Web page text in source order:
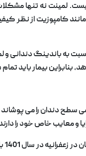
لمینت نه تنها
کامپوزیت از نظر
به باندینگ دندانی
بیمار باید تمام
دندان را می پوشاند
و معایب خاص خود را